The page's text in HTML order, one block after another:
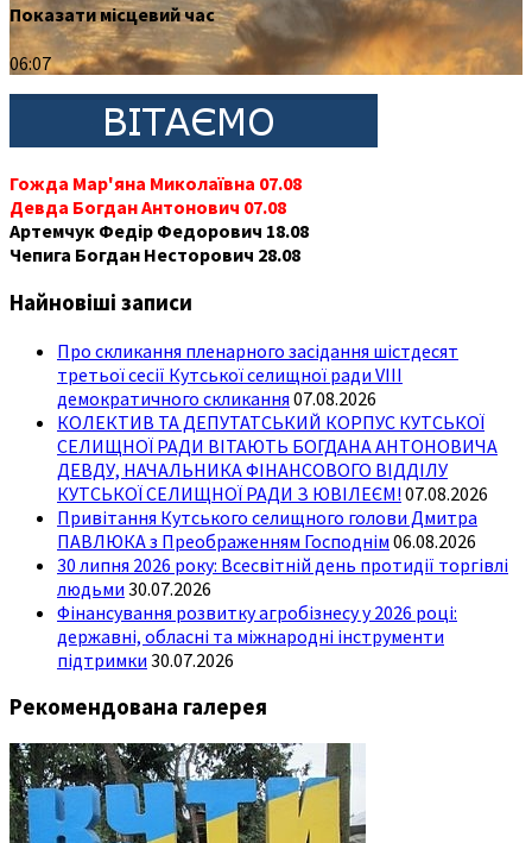
Показати місцевий час
06:07
Гожда Мар'яна Миколаївна 07.08
Девда Богдан Антонович 07.08
Артемчук Федір Федорович 18.08
Чепига Богдан Несторович 28.08
Найновіші записи
Про скликання пленарного засідання шістдесят
третьої сесії Кутської селищної ради VIII
демократичного скликання 07.08.2026
КОЛЕКТИВ ТА ДЕПУТАТСЬКИЙ КОРПУС КУТСЬКОЇ
СЕЛИЩНОЇ РАДИ ВІТАЮТЬ БОГДАНА АНТОНОВИЧА
ДЕВДУ, НАЧАЛЬНИКА ФІНАНСОВОГО ВІДДІЛУ
КУТСЬКОЇ СЕЛИЩНОЇ РАДИ З ЮВІЛЕЄМ! 07.08.2026
Привітання Кутського селищного голови Дмитра
ПАВЛЮКА з Преображенням Господнім 06.08.2026
30 липня 2026 року: Всесвітній день протидії торгівлі
людьми 30.07.2026
Фінансування розвитку агробізнесу у 2026 році:
державні, обласні та міжнародні інструменти
підтримки 30.07.2026
Рекомендована галерея